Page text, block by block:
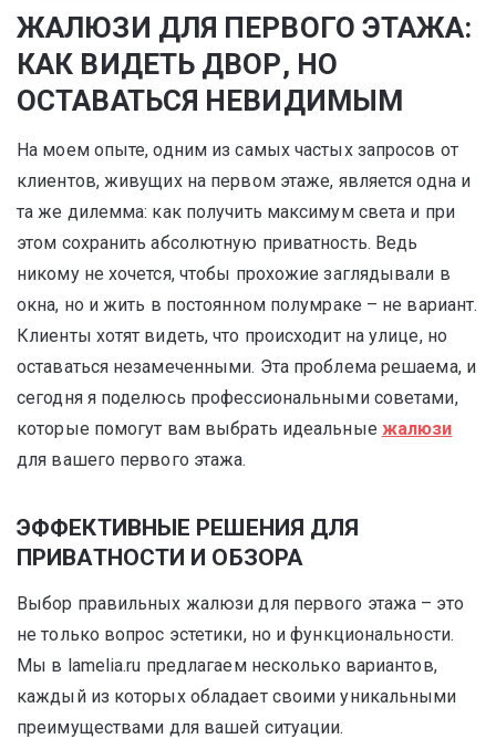
ЖАЛЮЗИ ДЛЯ ПЕРВОГО ЭТАЖА:
КАК ВИДЕТЬ ДВОР, НО
ОСТАВАТЬСЯ НЕВИДИМЫМ
На моем опыте, одним из самых частых запросов от
клиентов, живущих на первом этаже, является одна и
та же дилемма: как получить максимум света и при
этом сохранить абсолютную приватность. Ведь
никому не хочется, чтобы прохожие заглядывали в
окна, но и жить в постоянном полумраке – не вариант.
Клиенты хотят видеть, что происходит на улице, но
оставаться незамеченными. Эта проблема решаема, и
сегодня я поделюсь профессиональными советами,
которые помогут вам выбрать идеальные жалюзи
для вашего первого этажа.
ЭФФЕКТИВНЫЕ РЕШЕНИЯ ДЛЯ
ПРИВАТНОСТИ И ОБЗОРА
Выбор правильных жалюзи для первого этажа – это
не только вопрос эстетики, но и функциональности.
Мы в lamelia.ru предлагаем несколько вариантов,
каждый из которых обладает своими уникальными
преимуществами для вашей ситуации.